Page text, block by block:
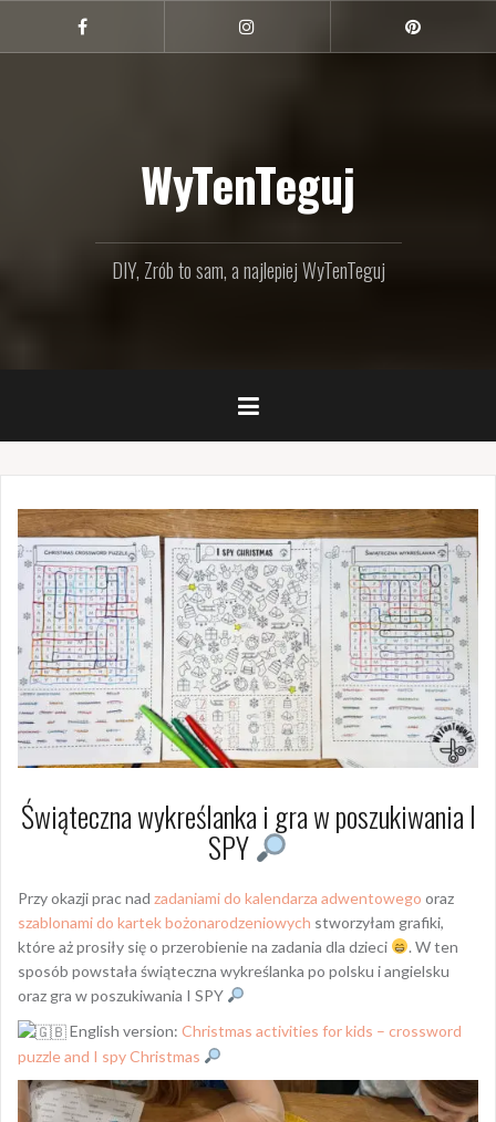
treści
Facebook
WyTenTeguj
DIY, Zrób to sam, a najlepiej WyTenTeguj
Świąteczna wykreślanka i gra w poszukiwania I
SPY
Przy okazji prac nad zadaniami do kalendarza adwentowego oraz
szablonami do kartek bożonarodzeniowych stworzyłam grafiki,
które aż prosiły się o przerobienie na zadania dla dzieci
. W ten
sposób powstała świąteczna wykreślanka po polsku i angielsku
oraz gra w poszukiwania I SPY
English version: Christmas activities for kids – crossword
puzzle and I spy Christmas